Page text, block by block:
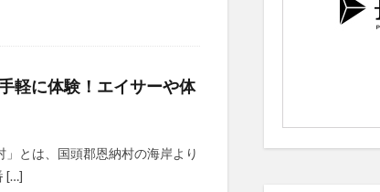
軽に体験！エイサーや体
とは、国頭郡恩納村の海岸より
[…]